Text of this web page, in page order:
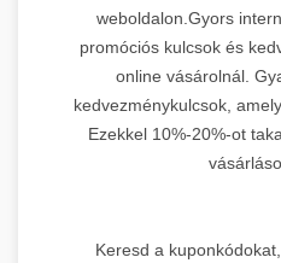
weboldalon.Gyors
promóciós kulcsok és
online vásárolnál.
kedvezménykulcsok,
Ezekkel 10%-20%-ot
Keresd a